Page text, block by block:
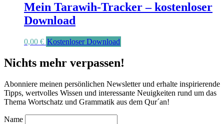
Mein Tarawih-Tracker – kostenloser
Download
0,00 € Kostenloser Download
Nichts mehr verpassen!
Abonniere meinen persönlichen Newsletter und erhalte inspirierende
Tipps, wertvolles Wissen und interessante Neuigkeiten rund um das
Thema Wortschatz und Grammatik aus dem Qur´an!
Name